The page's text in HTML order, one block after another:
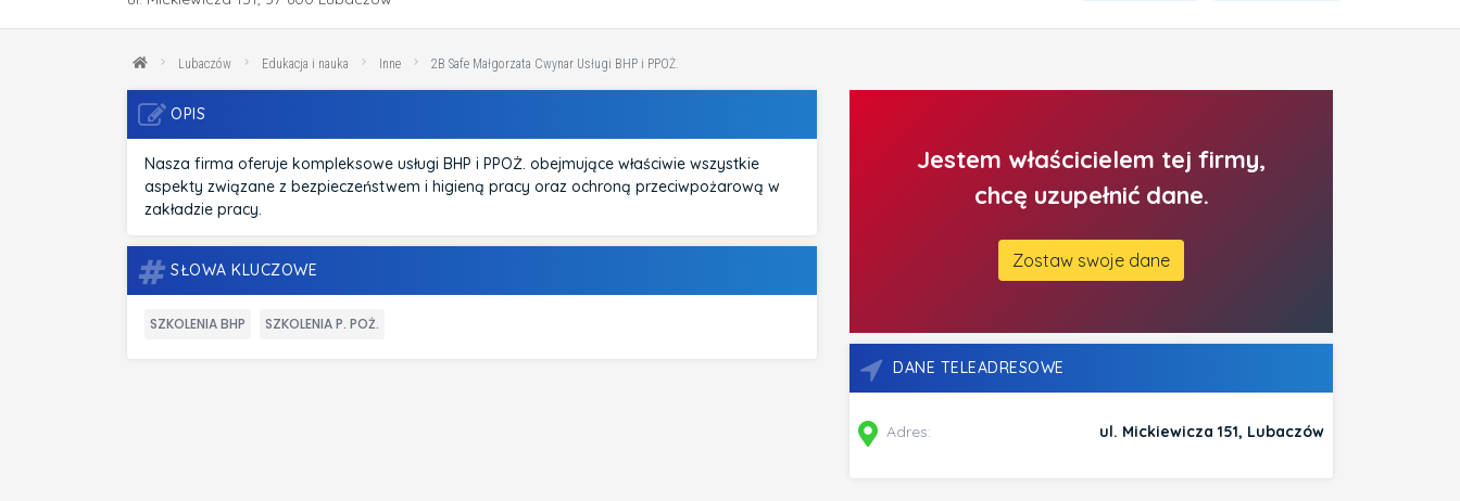
Lubaczów Edukacja i nauka Inne 2B Safe Małgorzata Cwynar Usługi BHP i PPOŻ.
OPIS
Nasza firma oferuje kompleksowe usługi BHP i PPOŻ. obejmujące właściwie wszystkie
aspekty związane z bezpieczeństwem i higieną pracy oraz ochroną przeciwpożarową w
zakładzie pracy.
SŁOWA KLUCZOWE
SZKOLENIA BHP SZKOLENIA P. POŻ.
Jestem właścicielem tej firmy,
chcę uzupełnić dane.
Zostaw swoje dane
DANE TELEADRESOWE
Adres: ul. Mickiewicza 151, Lubaczów